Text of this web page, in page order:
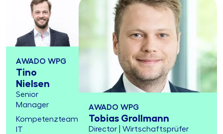
AWADO WPG
Tino
Nielsen
Senior
Manager
Kompetenzteam
IT
AWADO WPG
Tobias Grollmann
Director | Wirtschaftsprüfer